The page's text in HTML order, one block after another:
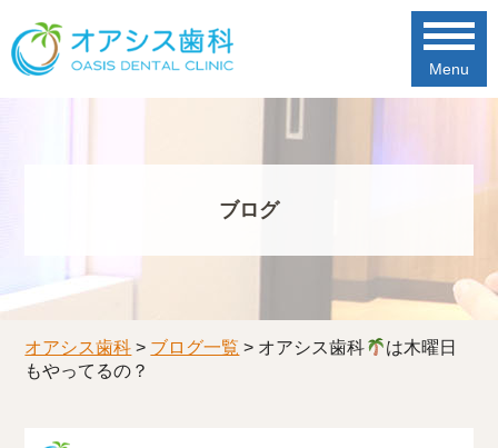
Menu
ブログ
オアシス歯科 > ブログ一覧 > オアシス歯科
は木曜日
もやってるの？